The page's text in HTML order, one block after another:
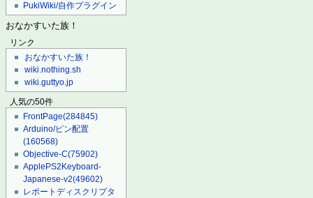
PukiWiki/自作プラグイン
おなかすいた族！
リンク
おなかすいた族！
wiki.nothing.sh
wiki.guttyo.jp
人気の50件
FrontPage(284845)
Arduino/ピン配置
(160568)
Objective-C(75902)
ApplePS2Keyboard-
Japanese-v2(49602)
レポートディスクリプタ